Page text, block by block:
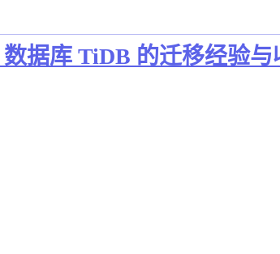
据库 TiDB 的迁移经验与